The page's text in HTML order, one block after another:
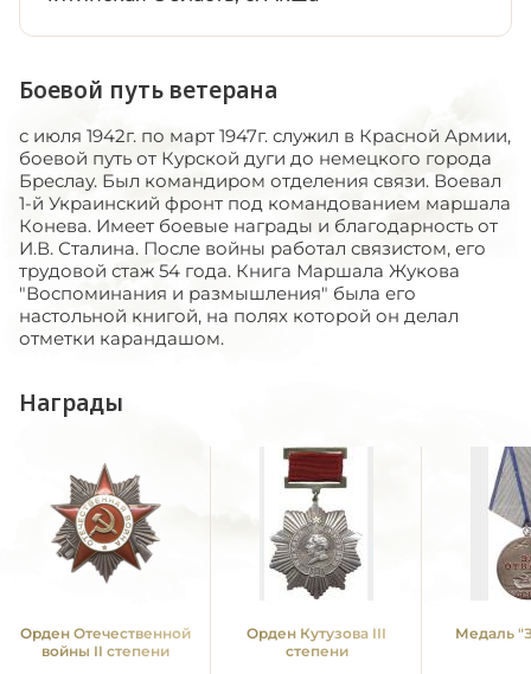
Боевой путь ветерана
с июля 1942г. по март 1947г. служил в Красной Армии,
боевой путь от Курской дуги до немецкого города
Бреслау. Был командиром отделения связи. Воевал
1-й Украинский фронт под командованием маршала
Конева. Имеет боевые награды и благодарность от
И.В. Сталина. После войны работал связистом, его
трудовой стаж 54 года. Книга Маршала Жукова
"Воспоминания и размышления" была его
настольной книгой, на полях которой он делал
отметки карандашом.
Награды
Орден Отечественной
войны II степени
Орден Кутузова III
степени
Медаль